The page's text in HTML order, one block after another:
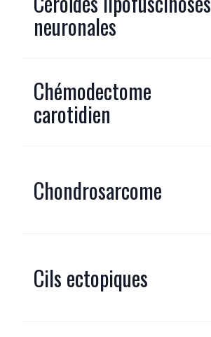
neuronales
Chémodectome
carotidien
Chondrosarcome
Cils ectopiques